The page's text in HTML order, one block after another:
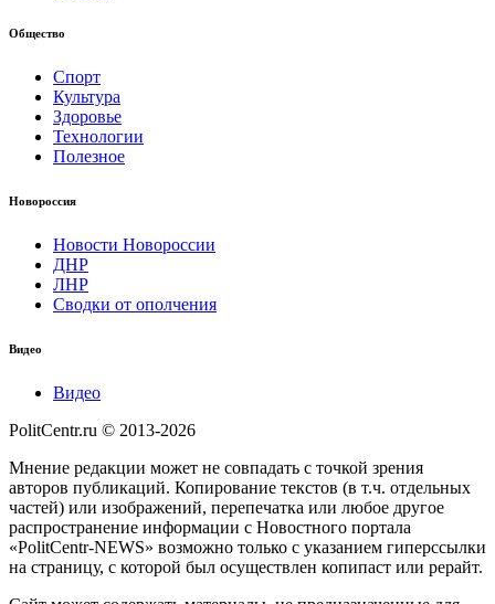
Общество
Спорт
Культура
Здоровье
Технологии
Полезное
Новороссия
Новости Новороссии
ДНР
ЛНР
Сводки от ополчения
Видео
Видео
PolitCentr.ru © 2013-2026
Мнение редакции может не совпадать с точкой зрения
авторов публикаций. Копирование текстов (в т.ч. отдельных
частей) или изображений, перепечатка или любое другое
распространение информации с Новостного портала
«PolitCentr-NEWS» возможно только с указанием гиперссылки
на страницу, с которой был осуществлен копипаст или рерайт.